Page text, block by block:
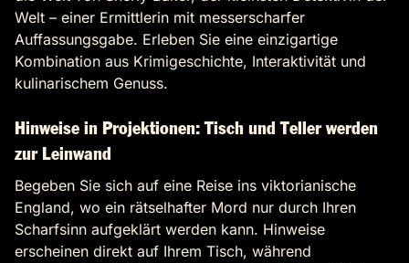
Welt – einer Ermittlerin mit messerscharfer
Auffassungsgabe. Erleben Sie eine einzigartige
Kombination aus Krimigeschichte, Interaktivität und
kulinarischem Genuss.
Hinweise in Projektionen: Tisch und Teller werden
zur Leinwand
Begeben Sie sich auf eine Reise ins viktorianische
England, wo ein rätselhafter Mord nur durch Ihren
Scharfsinn aufgeklärt werden kann. Hinweise
erscheinen direkt auf Ihrem Tisch, während